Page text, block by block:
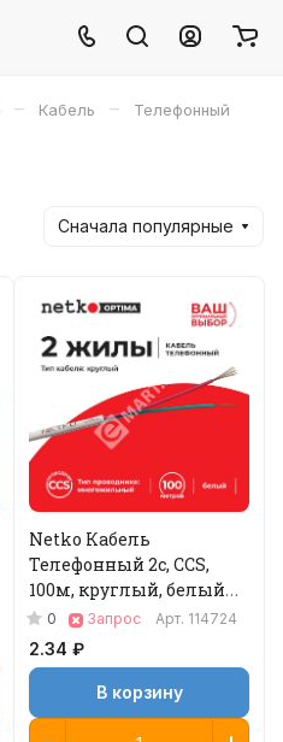
– Кабель – Телефонный
Сначала популярные
Netko Кабель
Телефонный 2с, CCS,
100м, круглый, белый
Optima
0 Запрос Арт. 114724
2.34 ₽
В корзину